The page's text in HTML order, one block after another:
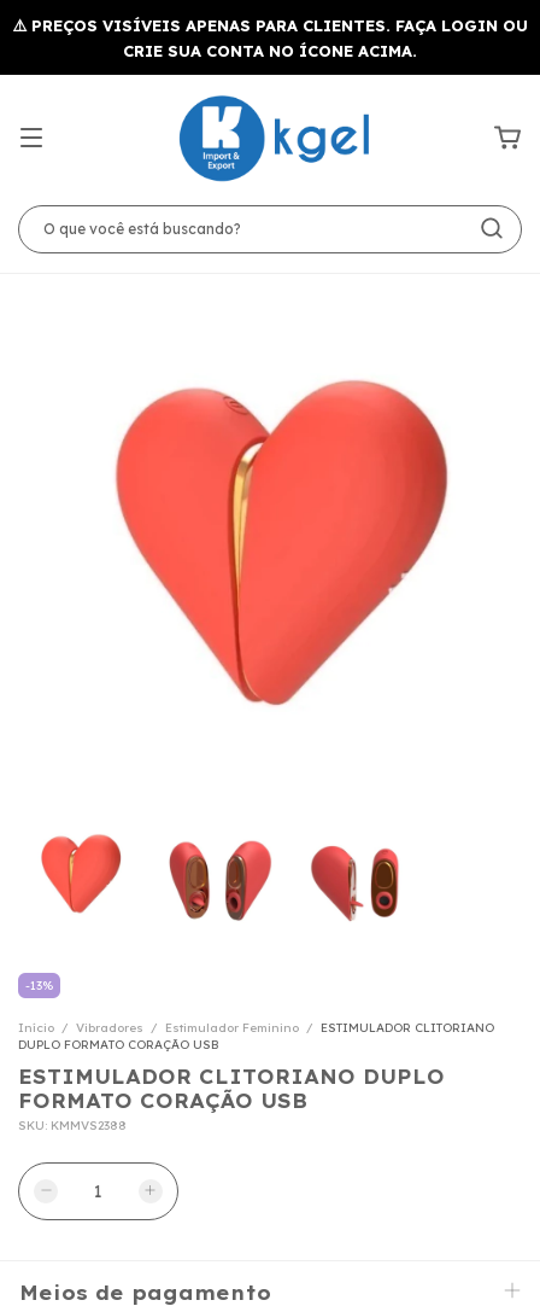
-13%
Início / Vibradores / Estimulador Feminino /
ESTIMULADOR CLITORIANO
DUPLO FORMATO CORAÇÃO USB
ESTIMULADOR CLITORIANO DUPLO
FORMATO CORAÇÃO USB
SKU: KMMVS2388
Meios de pagamento